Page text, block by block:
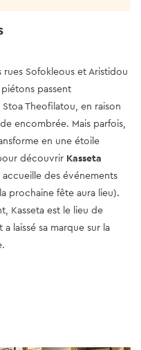
Sofokleous et Aristidou
passent
Theofilatou, en raison
encombrée. Mais parfois,
en une étoile
découvrir Kasseta
accueille des événements
prochaine fête aura lieu).
Kasseta est le lieu de
laissé sa marque sur la